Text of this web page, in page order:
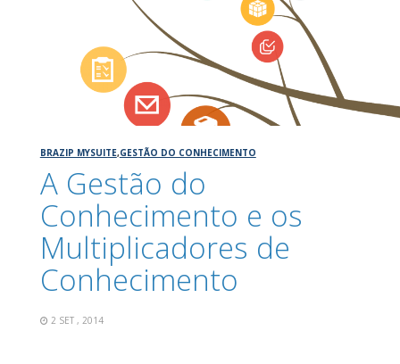
BRAZIP MYSUITE,GESTÃO DO CONHECIMENTO
A Gestão do
Conhecimento e os
Multiplicadores de
Conhecimento
2 SET , 2014